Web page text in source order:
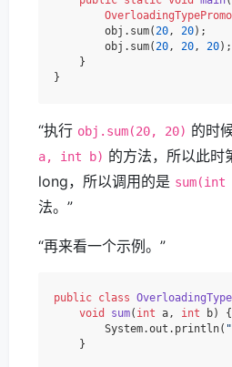
        obj.sum(
20 , 20);
        obj.sum(
20 , 20 , 20);
    }
“执行 obj.sum(20, 20) 的时
a, int b) 的方法，所以此时
long，所以调用的是
法。”
“再来看一个示例。”
public class
void
sum( int a, int b)
{
        System.out.println(
    }